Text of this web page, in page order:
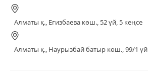
Алматы қ., Егизбаева көш., 52 үй, 5 кеңсе
Алматы қ., Наурызбай батыр көш., 99/1 үй